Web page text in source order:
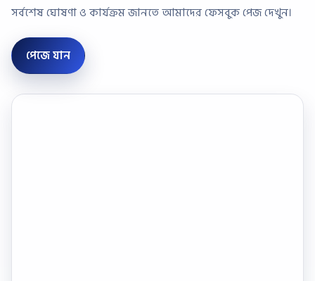
সর্বশেষ ঘোষণা ও কার্যক্রম জানতে আমাদের ফেসবুক পেজ দেখুন।
পেজে যান